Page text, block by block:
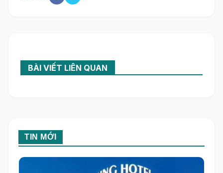
BÀI VIẾT LIÊN QUAN
TIN MỚI